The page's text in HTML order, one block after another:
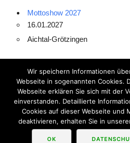
Mottoshow 2027
16.01.2027
Aichtal-Grötzingen
Folge uns auf
Proudly powered by WordPress |
getunderskeleton.com.
Wir speichern Informationen
Webseite in sogenannten Cookies.
Webseite erklären Sie sich mit der
einverstanden. Detaillierte
Cookies auf dieser Webseite und
deaktivieren, erhalten Sie in
OK